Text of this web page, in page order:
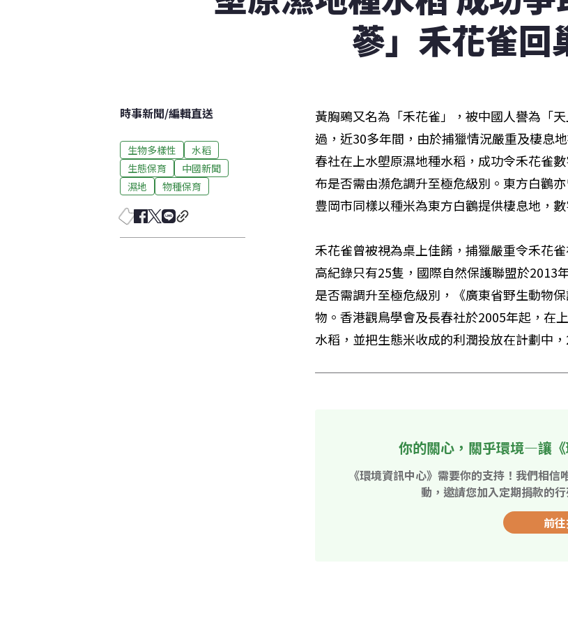
蔘」禾花雀回
時事新聞/編輯直送
生物多樣性
水稻
生態保育
中國新聞
濕地
物種保育
黃胸鵐又名為「禾花雀」，被中國人譽為「
過，近30多年間，由於捕獵情況嚴重及棲息
春社在上水塱原濕地種水稻，成功令禾花雀
布是否需由瀕危調升至極危級別。東方白鸛
豊岡市同樣以種米為東方白鸛提供棲息地，數
禾花雀曾被視為桌上佳餚，捕獵嚴重令禾花
高紀錄只有25隻，國際自然保護聯盟於2013
是否需調升至極危級別，《廣東省野生動物
物。香港觀鳥學會及長春社於2005年起，在
水稻，並把生態米收成的利潤投放在計劃中
你的關心，關乎環境—讓
《環境資訊中心》需要你的支持！我們相
動，邀請您加入定期捐款的
前